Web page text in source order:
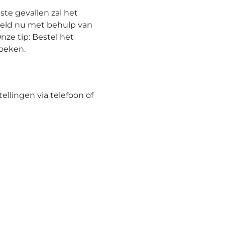
gevallen zal het
nu met behulp van
tip: Bestel het
via telefoon of